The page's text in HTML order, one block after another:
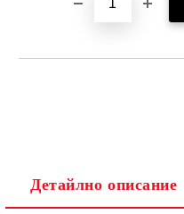
Детайлно описание